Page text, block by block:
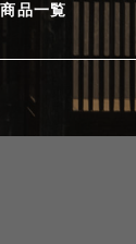
品一覧